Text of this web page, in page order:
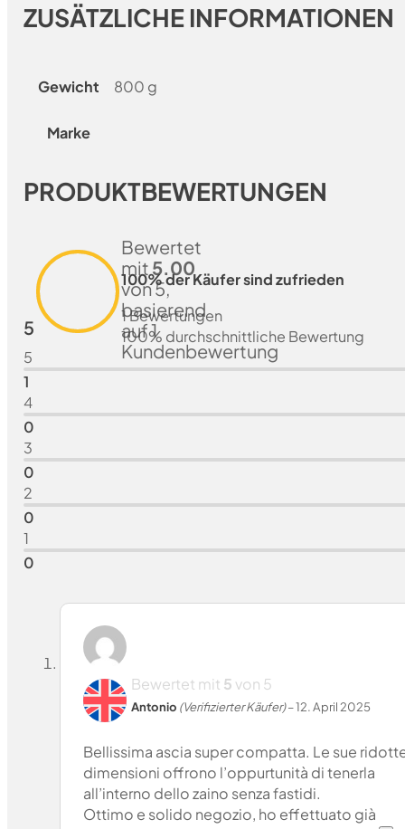
ZUSÄTZLICHE INFORMATIONEN
Gewicht 800 g
Marke
PRODUKTBEWERTUNGEN
5
Bewertet
mit5.00
von 5,
basierend
auf1
Kundenbewertung
100% der Käufer sind zufrieden
1 Bewertungen
100% durchschnittliche Bewertung
5
1
4
0
3
0
2
0
1
0
Bewertet mit 5 von 5
Antonio (Verifizierter Käufer)–12. April 2025
Bellissima ascia super compatta. Le sue
dimensioni offrono l’oppurtunità di tenerla
all’interno dello zaino senza fastidi.
Ottimo e solido negozio, ho effettuato già